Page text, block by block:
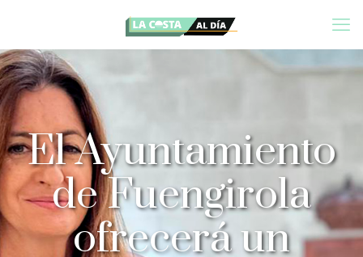
El Ayuntamiento
de Fuengirola
ofrecerá un